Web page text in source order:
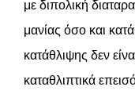
με διπολική
μανίας όσο και
κατάθλιψης δεν
καταθλιπτικά